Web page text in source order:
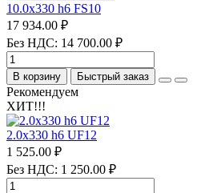
10.0х330 h6 FS10
17 934.00 ₽
Без НДС: 14 700.00 ₽
В корзину Быстрый заказ
Рекомендуем
ХИТ!!!
2.0х330 h6 UF12
1 525.00 ₽
Без НДС: 1 250.00 ₽